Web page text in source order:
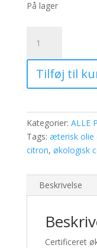
På lager
certificeret
æterisk
olie
-
antal
Tilføj til
Kategorier: ALLE
Tags: æterisk olie
citron, økologisk
Beskrivelse
Certificeret